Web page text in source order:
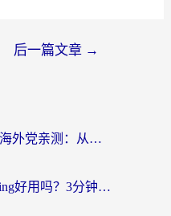
后一篇文章 →
如何翻墙到中国免费？海外党亲测：从踩坑到选对加速器的全攻略
海外党必看：云极和Bling好用吗？3分钟教你选对回国加速器